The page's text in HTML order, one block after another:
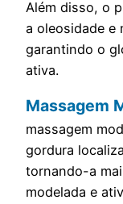
Além disso, o
a oleosidade e
garantindo o
ativa.
Massagem
massagem
gordura
tornando-a
modelada e